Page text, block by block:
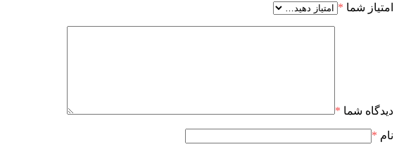
امتیاز شما *
دیدگاه شما *
نام *